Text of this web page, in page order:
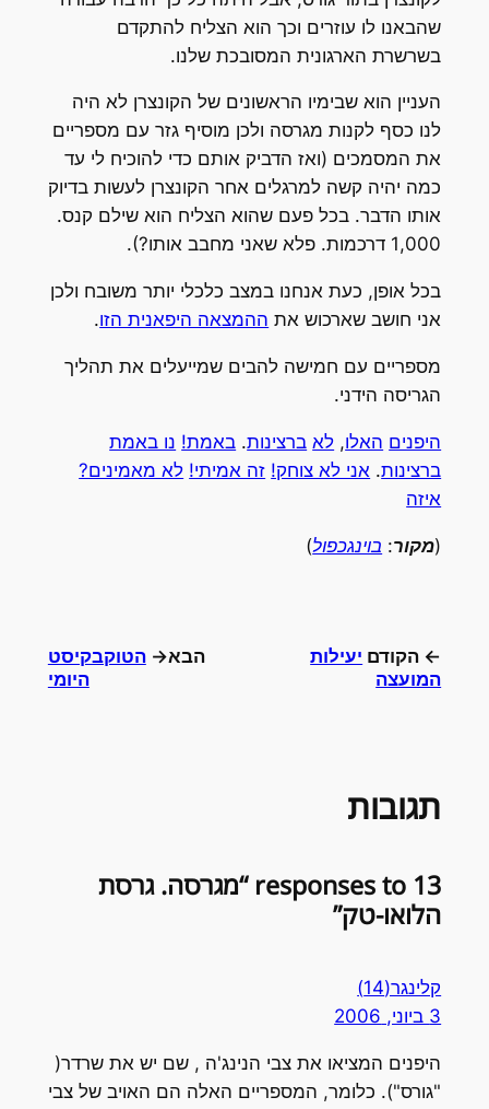
שהבאנו לו עוזרים וכך הוא הצליח להתקדם
בשרשרת הארגונית המסובכת שלנו.
העניין הוא שבימיו הראשונים של הקונצרן לא היה
לנו כסף לקנות מגרסה ולכן מוסיף גזר עם מספריים
את המסמכים (ואז הדביק אותם כדי להוכיח לי עד
כמה יהיה קשה למרגלים אחר הקונצרן לעשות בדיוק
אותו הדבר. בכל פעם שהוא הצליח הוא שילם קנס.
1,000 דרכמות. פלא שאני מחבב אותו?).
בכל אופן, כעת אנחנו במצב כלכלי יותר משובח ולכן
אני חושב שארכוש את ההמצאה היפאנית הזו.
מספריים עם חמישה להבים שמייעלים את תהליך
הגריסה הידני.
היפנים האלו, לא ברצינות. באמת! נו באמת
ברצינות. אני לא צוחק! זה אמיתי! לא מאמינים?
איזה
(מקור: בוינגכפול)
← הקודם יעילות
המועצה
הבא→ הטוקבקיסט
היומי
תגובות
13 responses to “מגרסה. גרסת
הלואו-טק”
קלינגר(14)
3 ביוני, 2006
היפנים המציאו את צבי הנינג'ה , שם יש את שרדר(
"גורס"). כלומר, המספריים האלה הם האויב של צבי